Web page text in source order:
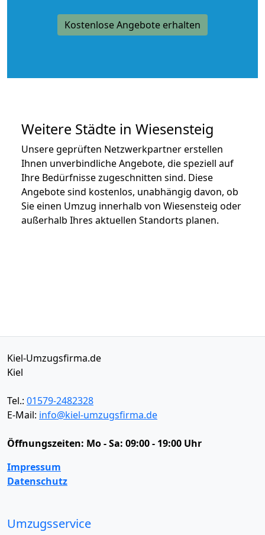
Kostenlose Angebote erhalten
Weitere Städte in Wiesensteig
Unsere geprüften Netzwerkpartner erstellen
Ihnen unverbindliche Angebote, die speziell auf
Ihre Bedürfnisse zugeschnitten sind. Diese
Angebote sind kostenlos, unabhängig davon, ob
Sie einen Umzug innerhalb von Wiesensteig oder
außerhalb Ihres aktuellen Standorts planen.
Kiel-Umzugsfirma.de
Kiel
Tel.: 01579-2482328
E-Mail: info@kiel-umzugsfirma.de
Öffnungszeiten: Mo - Sa: 09:00 - 19:00 Uhr
Impressum
Datenschutz
Umzugsservice